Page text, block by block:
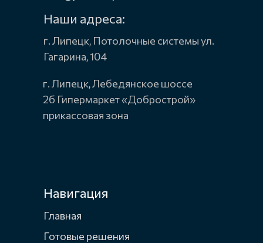
Навигация
Главная
Готовые решения
г. Липецк, Лебедянское шоссе
2б Гипермаркет «Добрострой»
прикассовая зона
г. Липецк, Потолочные системы ул.
Гагарина, 104
Наши адреса: